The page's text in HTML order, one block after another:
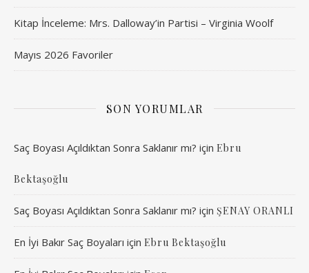
Kitap İnceleme: Mrs. Dalloway’in Partisi – Virginia Woolf
Mayıs 2026 Favoriler
SON YORUMLAR
Saç Boyası Açıldıktan Sonra Saklanır mı? için Ebru
Bektaşoğlu
Saç Boyası Açıldıktan Sonra Saklanır mı? için ŞENAY ORANLI
En İyi Bakır Saç Boyaları için Ebru Bektaşoğlu